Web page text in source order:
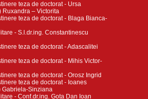
teza de doctorat - Ursa
Ruxandra – Victorita
teza de doctorat - Blaga Bianca-
- S.l.dr.ing. Constantinescu
teza de doctorat - Adascalitei
teza de doctorat - Mihis Victor-
teza de doctorat - Orosz Ingrid
teza de doctorat - Ioanes
Gabriela-Sinziana
- Conf.dr.ing. Gota Dan Ioan